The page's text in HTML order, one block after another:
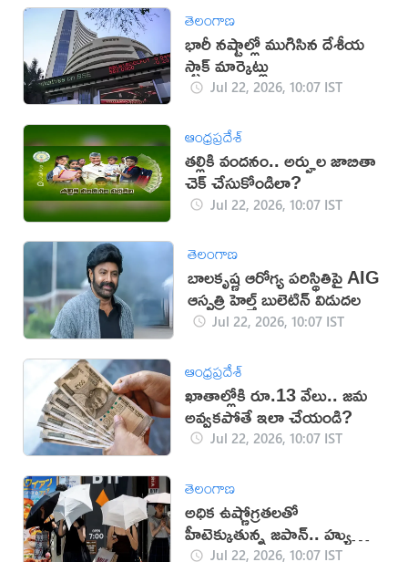
తెలంగాణ
భారీ నష్టాల్లో ముగిసిన దేశీయ
స్టాక్ మార్కెట్లు
Jul 22, 2026, 10:07 IST
ఆంధ్రప్రదేశ్
తల్లికి వందనం.. అర్హుల జాబితా
చెక్ చేసుకోండిలా?
Jul 22, 2026, 10:07 IST
తెలంగాణ
బాలకృష్ణ ఆరోగ్య పరిస్థితిపై AIG
ఆస్పత్రి హెల్త్ బులెటిన్ విడుదల
Jul 22, 2026, 10:07 IST
ఆంధ్రప్రదేశ్
ఖాతాల్లోకి రూ.13 వేలు.. జమ
అవ్వకపోతే ఇలా చేయండి?
Jul 22, 2026, 10:07 IST
తెలంగాణ
అధిక ఉష్ణోగ్రతలతో
హీటెక్కుతున్న జపాన్.. హ్యుమన్
ఫ్రిడ్జ్ వాడుతున్న జనం
Jul 22, 2026, 10:07 IST